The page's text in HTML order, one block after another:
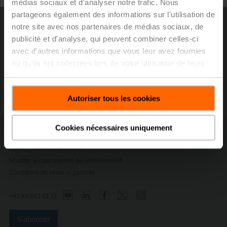
médias sociaux et d'analyser notre trafic. Nous
partageons également des informations sur l'utilisation de
notre site avec nos partenaires de médias sociaux, de
publicité et d'analyse, qui peuvent combiner celles-ci
avec d'autres informations que vous leur avez fournies
ou qu'ils ont collectées lors de votre utilisation de leurs
Autoriser tous les cookies
Cookies nécessaires uniquement
> Read the complete press release by using below link.
Communiqué de presse - 31 mars 2020,
générale annuelle approuve toutes les
propositions (pdf - 23 Ko)
Politique de confidentialité